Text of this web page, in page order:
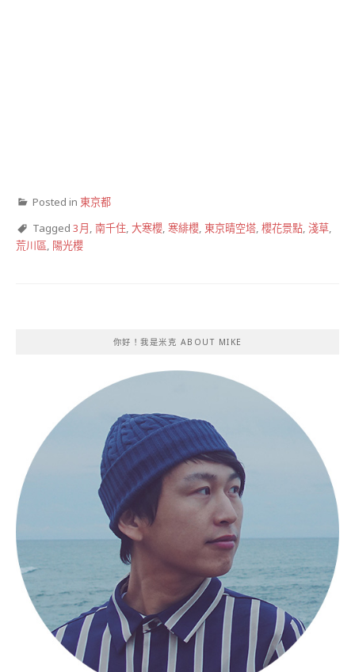
Posted in 東京都
Tagged 3月, 南千住, 大寒櫻, 寒緋櫻, 東京晴空塔, 櫻花景點, 淺草,
荒川區, 陽光櫻
你好！我是米克 ABOUT MIKE